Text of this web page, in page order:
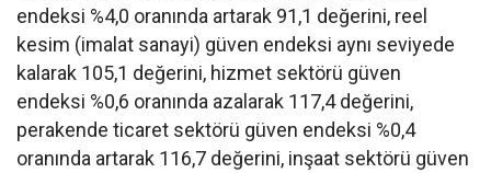
endeksi %4,0 oranında artarak 91,1 değerini, reel
kesim (imalat sanayi) güven endeksi aynı seviyede
kalarak 105,1 değerini, hizmet sektörü güven
endeksi %0,6 oranında azalarak 117,4 değerini,
perakende ticaret sektörü güven endeksi %0,4
oranında artarak 116,7 değerini, inşaat sektörü güven